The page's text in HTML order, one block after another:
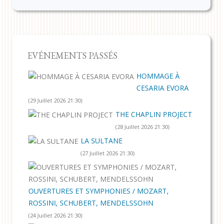
EVÉNEMENTS PASSÉS
HOMMAGE À
CESARIA EVORA
(29 Juillet 2026 21:30)
THE CHAPLIN PROJECT
(28 Juillet 2026 21:30)
LA SULTANE
(27 Juillet 2026 21:30)
OUVERTURES ET SYMPHONIES / MOZART,
ROSSINI, SCHUBERT, MENDELSSOHN
(24 Juillet 2026 21:30)